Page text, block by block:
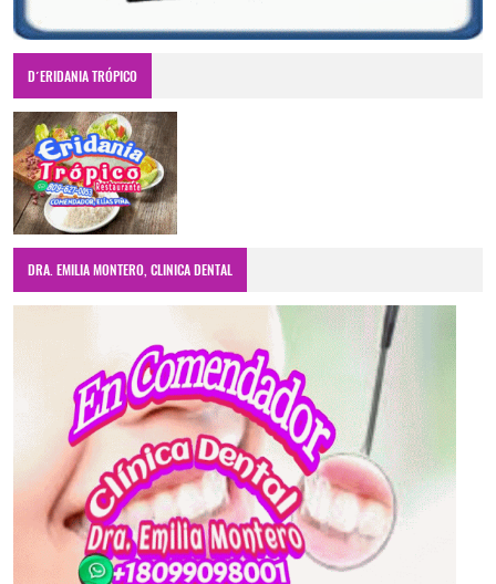
D´ERIDANIA TRÓPICO
DRA. EMILIA MONTERO, CLINICA DENTAL